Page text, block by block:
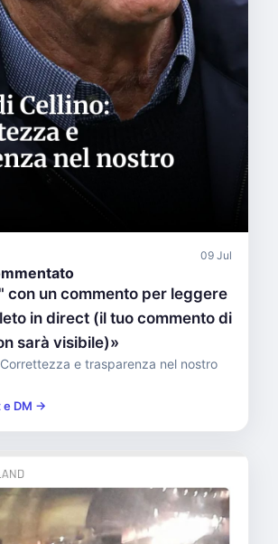
09 Jul
con un commento per leggere
in direct (il tuo commento di
sarà visibile)»
e trasparenza nel nostro
e DM →